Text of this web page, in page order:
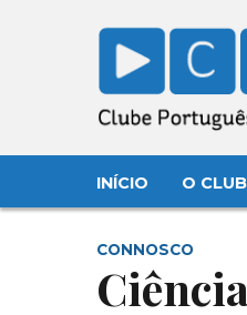
INÍCIO O
CONNOSCO